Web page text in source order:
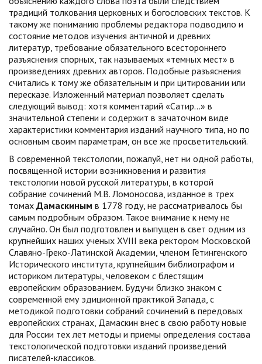
традиций толкования церковных и богословских текстов. К
такому же пониманию проблемы редактора подводило и
состояние методов изучения античной и древних
литератур, требование обязательного всестороннего
разъяснения спорных, так называемых «темных мест» в
произведениях древних авторов. Подобные разъяснения
считались к тому же обязательным и при цитировании или
пересказе. Изложенный материал позволяет сделать
следующий вывод: хотя комментарий «Сатир...» в
значительной степени и содержит в зачаточном виде
характеристики комментария изданий научного типа, но по
основным своим параметрам, он все же просветительский.
В современной текстологии, пожалуй, нет ни одной работы,
посвященной истории возникновения и развития
текстологии новой русской литературы, в которой
собрание сочинений М.В. Ломоносова, изданное в трех
томах Дамаскиным в 1778 году, не рассматривалось бы
самым подробным образом. Такое внимание к нему не
случайно. Он был подготовлен и выпущен в свет одним из
крупнейших наших ученых XVIII века ректором Московской
Славяно-Греко-Латинской Академии, членом Гетингенского
Исторического института, крупнейшим библиографом и
историком литературы, человеком с блестящим
европейским образованием. Будучи близко знаком с
современной ему эдиционной практикой Запада, с
методикой подготовки собраний сочинений в передовых
европейских странах, Дамаскин внес в свою работу новые
для России тех лет методы и приемы определения состава
текстологической подготовки изданий произведений
писателей-классиков.